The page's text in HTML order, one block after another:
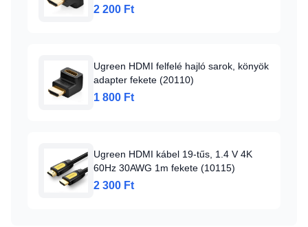
2 200 Ft
Ugreen HDMI felfelé hajló sarok, könyök
adapter fekete (20110)
1 800 Ft
Ugreen HDMI kábel 19-tűs, 1.4 V 4K
60Hz 30AWG 1m fekete (10115)
2 300 Ft